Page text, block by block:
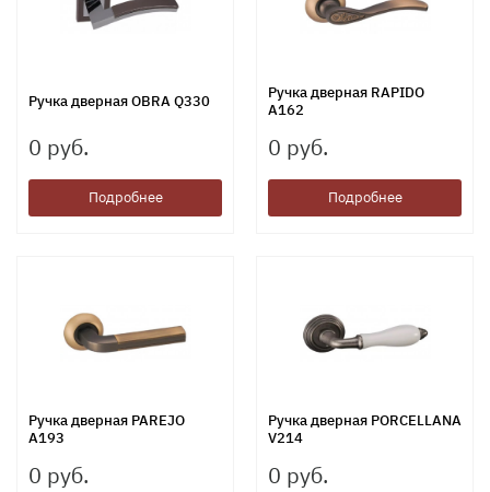
Ручка дверная OBRA Q330
0 руб.
Подробнее
Ручка дверная RAPIDO
A162
0 руб.
Подробнее
Ручка дверная PAREJO
A193
0 руб.
Ручка дверная PORCELLANA
V214
0 руб.